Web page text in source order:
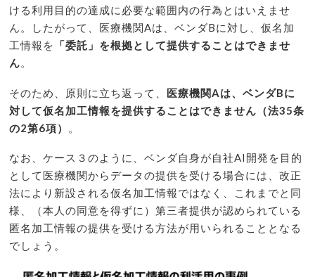
ける利用目的の達成に必要な範囲内の行為とはいえませ
ん。したがって、医療機関Aは、ベンダBに対し、仮名加
工情報を
「委託」を根拠として提供することはできませ
ん。
そのため、原則に立ち返って、 医療機関Aは、ベンダBに
対して仮名加工情報を提供することはできません（法35条
の2第6項） 。
なお、ケース３のように、ベンダ自身が自社AI開発を目的
として医療機関からデータの提供を受ける場合には、改正
法により新設される仮名加工情報ではなく、これまでと同
様、（本人の同意を得ずに）第三者提供が認められている
匿名加工情報の提供を受ける方法が用いられることとなる
でしょう。